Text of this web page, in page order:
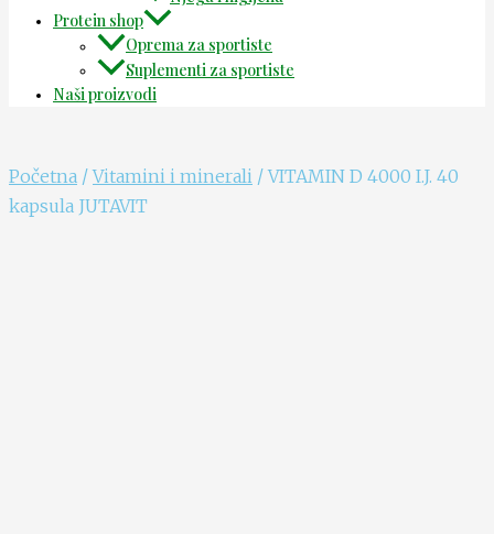
Protein shop
Oprema za sportiste
Suplementi za sportiste
Naši proizvodi
Početna /Vitamini i minerali / VITAMIN D 4000 I.J. 40
kapsula JUTAVIT